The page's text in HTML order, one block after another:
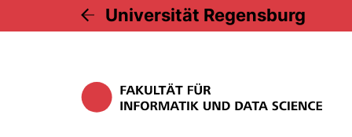
Universität Regensburg